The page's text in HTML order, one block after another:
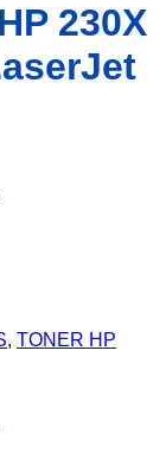
230X
, TONER HP